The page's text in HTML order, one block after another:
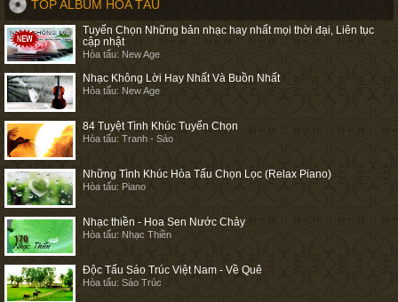
TOP ALBUM HÒA TẤU
Tuyển Chọn Những bản nhạc hay nhất mọi thời đại, Liên tục
cập nhật
Hòa tấu: New Age
Nhạc Không Lời Hay Nhất Và Buồn Nhất
Hòa tấu: New Age
84 Tuyệt Tình Khúc Tuyển Chọn
Hòa tấu: Tranh - Sáo
Những Tình Khúc Hòa Tấu Chọn Lọc (Relax Piano)
Hòa tấu: Piano
Nhạc thiền - Hoa Sen Nước Chảy
Hòa tấu: Nhạc Thiền
Độc Tấu Sáo Trúc Việt Nam - Về Quê
Hòa tấu: Sáo Trúc